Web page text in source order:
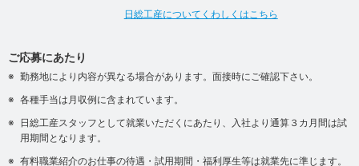
日総工産についてくわしくはこちら
ご応募にあたり
勤務地により内容が異なる場合があります。面接時にご確認下さい。
各種手当は月収例に含まれています。
日総工産スタッフとして就業いただくにあたり、入社より通算３カ月間は試
用期間となります。
有料職業紹介のお仕事の待遇・試用期間・福利厚生等は就業先に準じます。